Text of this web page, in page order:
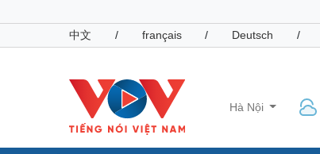
中文
/ français / Deutsch /
Hà Nội